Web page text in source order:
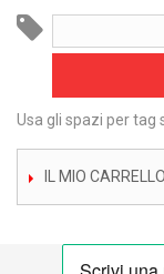
Usa gli spazi per tag
IL MIO CARRELLO